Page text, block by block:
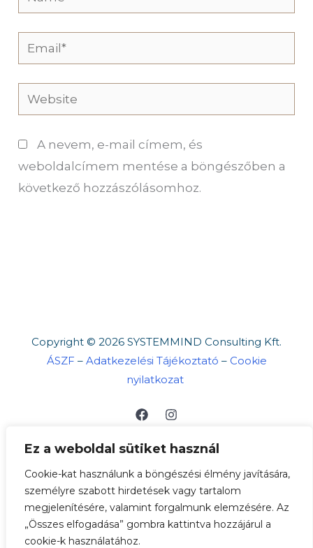
Ez a weboldal sütiket használ
Cookie-kat használunk a böngészési élmény javítására,
személyre szabott hirdetések vagy tartalom
megjelenítésére, valamint forgalmunk elemzésére. Az
„Összes elfogadása” gombra kattintva hozzájárul a
cookie-k használatához.
Email*
Website
A nevem, e-mail címem, és
weboldalcímem mentése a böngészőben a
következő hozzászólásomhoz.
Copyright © 2026 SYSTEMMIND Consulting Kft.
ÁSZF – Adatkezelési Tájékoztató – Cookie
nyilatkozat
A böngészés és bankkártyás fizetés biztonságát